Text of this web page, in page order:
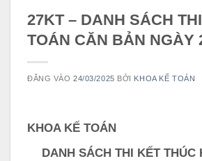
27KT – DANH SÁCH
TOÁN CĂN BẢN NGÀY
ĐĂNG VÀO24/03/2025 BỞI KHOA KẾ TOÁN
KHOA KẾ TOÁN
DANH SÁCH THI KẾT THÚC